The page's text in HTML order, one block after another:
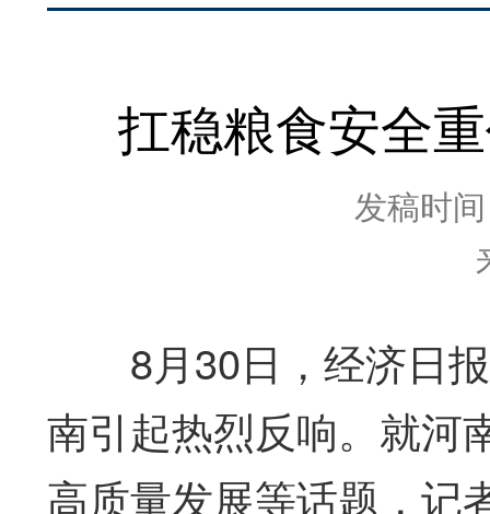
扛稳粮食安全
发稿时
8月30日，经济日报
南引起热烈反响。就河
高质量发展等话题，记